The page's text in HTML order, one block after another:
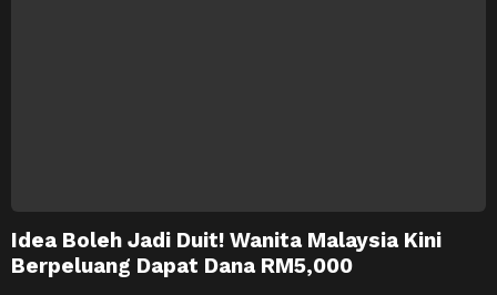
Idea Boleh Jadi Duit! Wanita Malaysia Kini
Berpeluang Dapat Dana RM5,000